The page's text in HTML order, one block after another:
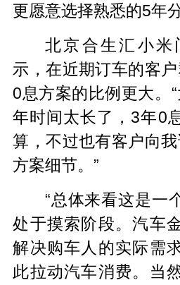
更愿意选择熟悉的5年分
北京合生汇小米
示，在近期订车的客
0息方案的比例更大。
年时间太长了，3年0
算，不过也有客户向
方案细节。”
“总体来看这是一
处于摸索阶段。汽车
解决购车人的实际需
此拉动汽车消费。当